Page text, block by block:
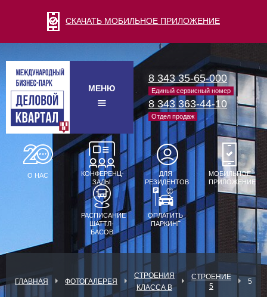
СКАЧАТЬ МОБИЛЬНОЕ ПРИЛОЖЕНИЕ
МЕНЮ
8 343 35-65-000
Единый сервисный номер
8 343 363-44-10
Отдел продаж
О НАС
КОНФЕРЕНЦ-
ЗАЛЫ
ДЛЯ
РЕЗИДЕНТОВ
МОБИЛЬНОЕ
ПРИЛОЖЕНИЕ
РАСПИСАНИЕ
ШАТТЛ-
БАСОВ
ОПЛАТИТЬ
ПАРКИНГ
ГЛАВНАЯ ФОТОГАЛЕРЕЯ
СТРОЕНИЯ
КЛАССА В
СТРОЕНИЕ
5
5